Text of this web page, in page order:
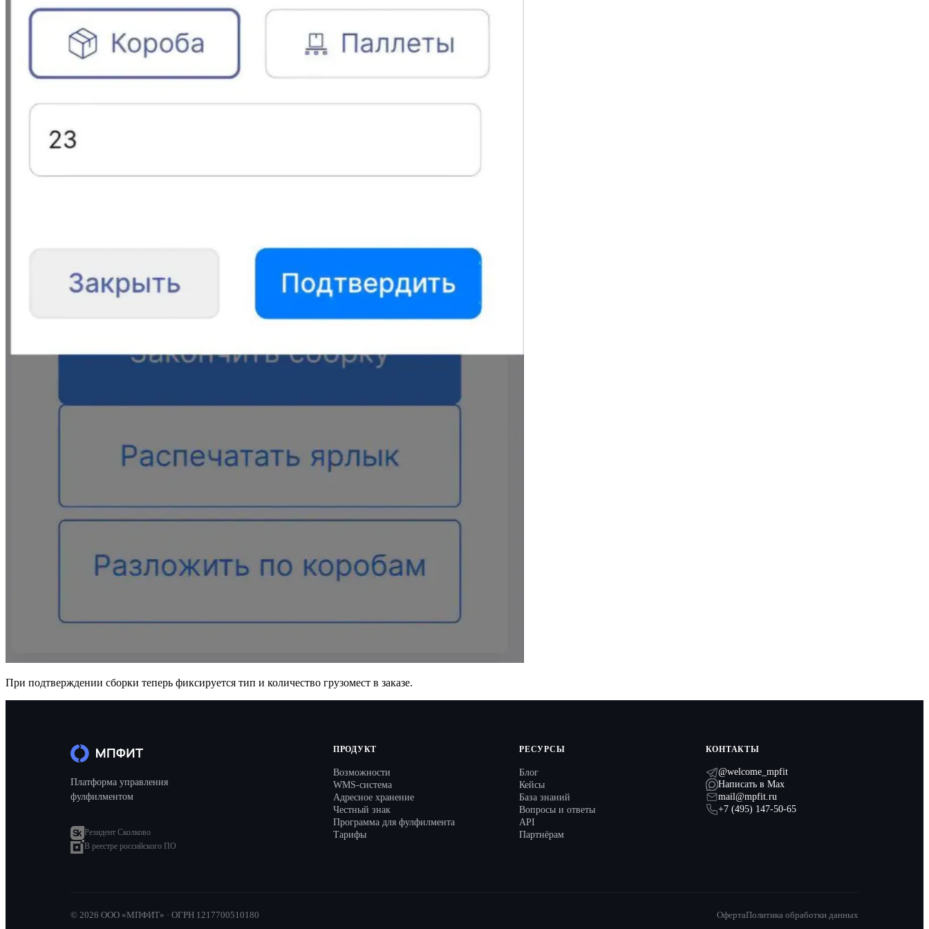
При подтверждении сборки теперь фиксируется тип и количество грузомест в заказе.
Платформа управления
фулфилментом
Резидент Сколково
В реестре российского ПО
ПРОДУКТ
Возможности
WMS-система
Адресное хранение
Честный знак
Программа для фулфилмента
Тарифы
РЕСУРСЫ
Блог
Кейсы
База знаний
Вопросы и ответы
API
Партнёрам
КОНТАКТЫ
@welcome_mpfit
Написать в Max
mail@mpfit.ru
+7 (495) 147-50-65
© 2026 ООО «МПФИТ» · ОГРН 1217700510180 ОфертаПолитика обработки данных